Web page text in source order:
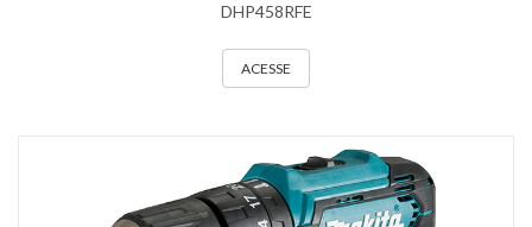
DHP458RFE
ACESSE